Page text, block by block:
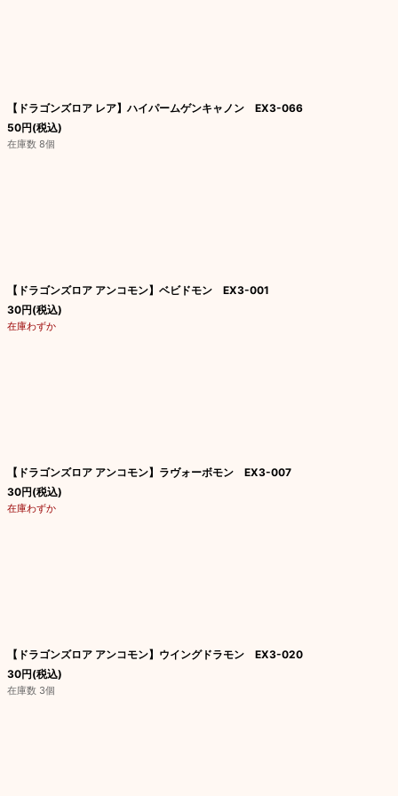
【ドラゴンズロア レア】ハイパームゲンキャノン EX3-066
50円(税込)
在庫数 8個
【ドラゴンズロア アンコモン】ベビドモン EX3-001
30円(税込)
在庫わずか
【ドラゴンズロア アンコモン】ラヴォーボモン EX3-007
30円(税込)
在庫わずか
【ドラゴンズロア アンコモン】ウイングドラモン EX3-020
30円(税込)
在庫数 3個